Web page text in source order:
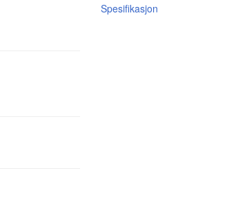
Spesifikasjon